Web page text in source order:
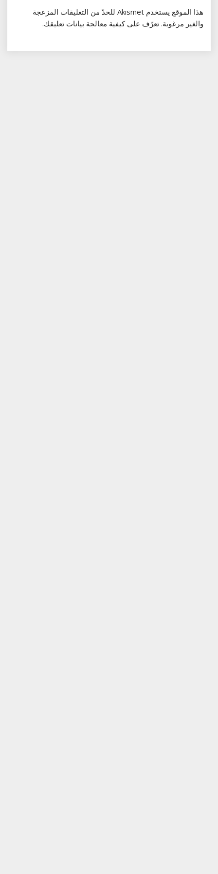
هذا الموقع يستخدم Akismet للحدّ من التعليقات المزعجة
والغير مرغوبة. تعرّف على كيفية معالجة بيانات تعليقك.